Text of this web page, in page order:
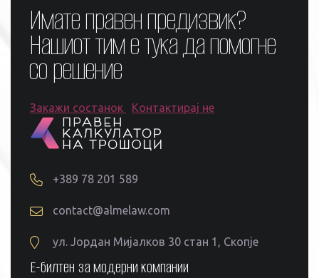
Имате правен предизвик?
Нашиот тим е тука да помогне
со решение
Закажи состанок Контактирај не
+389 78 201 589
contact@almelaw.com
ул. Јордан Мијалков 30 стан 1, Скопје
Е-билтен за модерни компании